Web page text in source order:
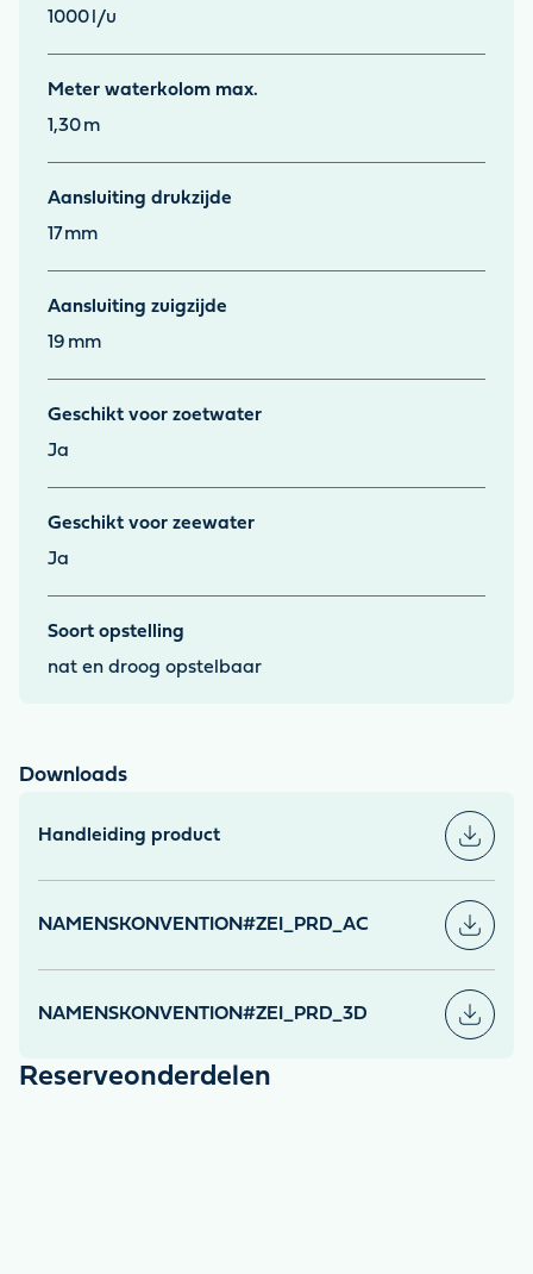
1000 l/u
Meter waterkolom max.
1,30 m
Aansluiting drukzijde
17 mm
Aansluiting zuigzijde
19 mm
Geschikt voor zoetwater
Ja
Geschikt voor zeewater
Ja
Soort opstelling
nat en droog opstelbaar
Downloads
Handleiding product
NAMENSKONVENTION#ZEI_PRD_AC
NAMENSKONVENTION#ZEI_PRD_3D
Reserveonderdelen